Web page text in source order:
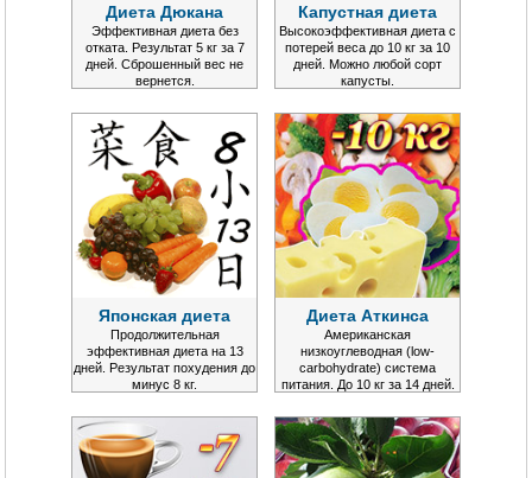
Диета Дюкана
Эффективная диета без
отката. Результат 5 кг за 7
дней. Сброшенный вес не
вернется.
Капустная диета
Высокоэффективная диета с
потерей веса до 10 кг за 10
дней. Можно любой сорт
капусты.
Японская диета
Продолжительная
эффективная диета на 13
дней. Результат похудения до
минус 8 кг.
Диета Аткинса
Американская
низкоуглеводная (low-
carbohydrate) система
питания. До 10 кг за 14 дней.